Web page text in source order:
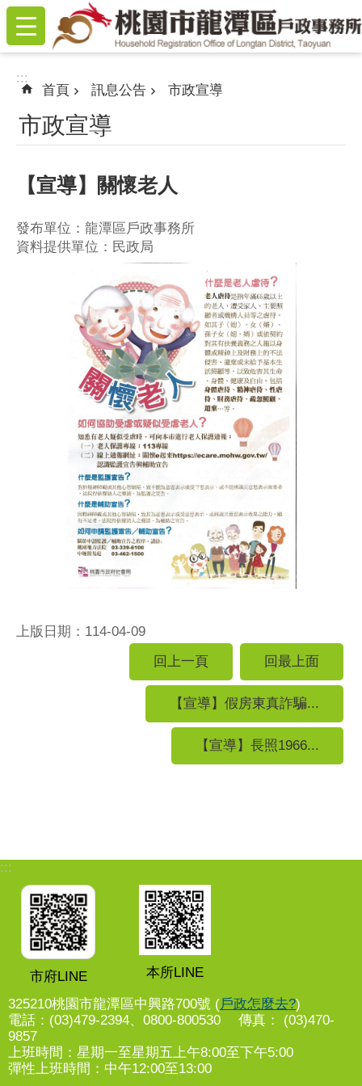
跳到主要內容區塊
:::
:::
首頁 訊息公告 市政宣導
市政宣導
【宣導】關懷老人
發布單位：龍潭區戶政事務所
資料提供單位：民政局
上版日期：114-04-09
回上一頁
回最上面
【宣導】假房東真詐騙...
【宣導】長照1966...
:::
市府LINE 本所LINE
325210桃園市龍潭區中興路700號 (戶政怎麼去?)
電話：(03)479-2394、0800-800530 傳真： (03)470-
9857
上班時間：星期一至星期五上午8:00至下午5:00
彈性上班時間：中午12:00至13:00